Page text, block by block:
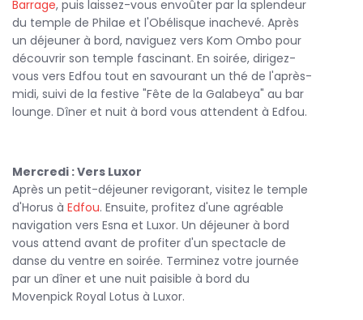
internationales, préparée par des chefs talentueux.
Optez pour unecroisière Égypte Nil à bord du Movenpick
Royal Lotus pour une expérience inoubliable, mêlant
culture, luxe et détente. Embarquez pour un voyage qui
restera gravé dans votre mémoire !
Barrage, puis laissez-vous envoûter par la splendeur
du temple de Philae et l'Obélisque inachevé. Après
un déjeuner à bord, naviguez vers Kom Ombo pour
découvrir son temple fascinant. En soirée, dirigez-
vous vers Edfou tout en savourant un thé de l'après-
midi, suivi de la festive "Fête de la Galabeya" au bar
lounge. Dîner et nuit à bord vous attendent à Edfou.
Mercredi : Vers Luxor
Après un petit-déjeuner revigorant, visitez le temple
d'Horus à Edfou. Ensuite, profitez d'une agréable
navigation vers Esna et Luxor. Un déjeuner à bord
vous attend avant de profiter d'un spectacle de
danse du ventre en soirée. Terminez votre journée
par un dîner et une nuit paisible à bord du
Movenpick Royal Lotus à Luxor.